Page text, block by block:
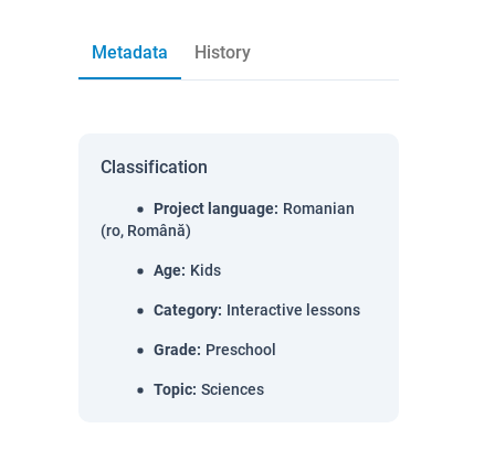
Metadata History
Classification
Project language: Romanian
(ro, Română)
Age: Kids
Category: Interactive lessons
Grade: Preschool
Topic: Sciences